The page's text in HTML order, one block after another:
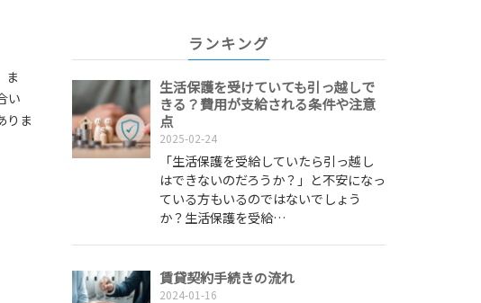
ま
い
りま
ランキング
生活保護を受けていても引っ越しで
きる？費用が支給される条件や注意
点
2025-02-24
「生活保護を受給していたら引っ越し
はできないのだろうか？」と不安になっ
ている方もいるのではないでしょう
か？生活保護を受給…
賃貸契約手続きの流れ
2024-01-16